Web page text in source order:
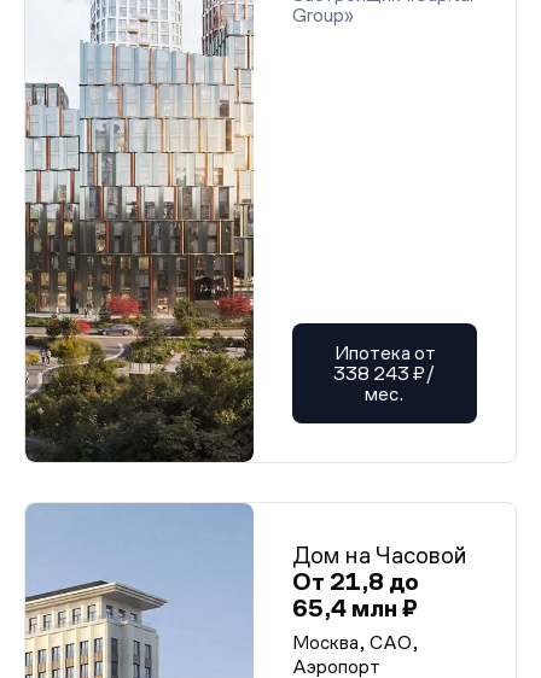
Group»
Ипотека от
338 243 ₽/
мес.
Дом на Часовой
От 21,8 до
65,4 млн ₽
Москва, САО,
Аэропорт